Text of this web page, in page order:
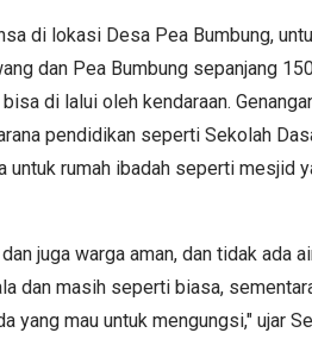
di lokasi Desa Pea Bumbung,
dan Pea Bumbung sepanjang
di lalui oleh kendaraan.
pendidikan seperti Sekolah
untuk rumah ibadah seperti mesjid
juga warga aman, dan tidak ada
dan masih seperti biasa,
yang mau untuk mengungsi," ujar